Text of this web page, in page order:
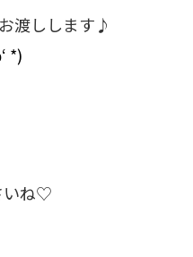
渡しします♪
*)
いね♡